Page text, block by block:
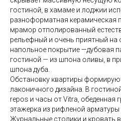
гостиной, в хамаме и лоджии
разноформатная керамическая
мрамор отполированный
рельефный и очень приятный на
напольное покрытие —дубовая
гостиной — из шпона оливы, в
шпона дуба.
Обстановку квартиры
лаконичного дизайна. В
repos и часы от Vitra, обеденная
этажерка из рифленой арматуры
Журнальные столики и кровать